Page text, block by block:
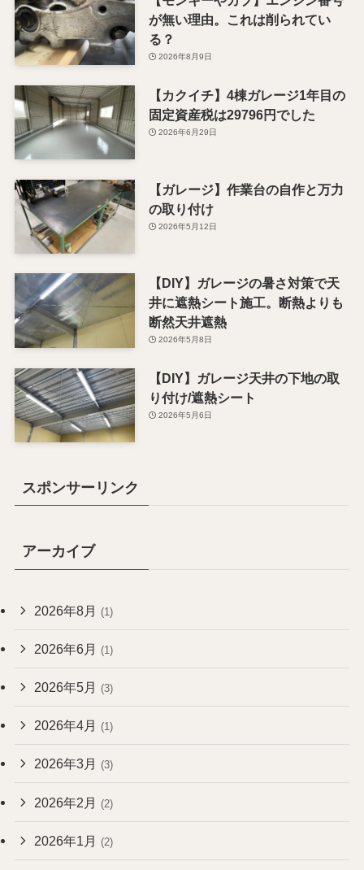
が無い理由。これは削られてい
る？
2026年8月9日
【カクイチ】4棟ガレージ1年目の
固定資産税は29796円でした
2026年6月29日
【ガレージ】作業台の自作と万力
の取り付け
2026年5月12日
【DIY】ガレージの暑さ対策で天
井に遮熱シート施工。断熱よりも
断然天井遮熱
2026年5月8日
【DIY】ガレージ天井の下地の取
り付け/遮熱シート
2026年5月6日
スポンサーリンク
アーカイブ
2026年8月 (1)
2026年6月 (1)
2026年5月 (3)
2026年4月 (1)
2026年3月 (3)
2026年2月 (2)
2026年1月 (2)